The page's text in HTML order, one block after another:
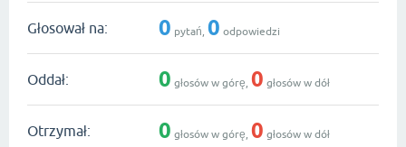
Głosował na: 0 pytań, 0 odpowiedzi
Oddał: 0 głosów w górę, 0 głosów w dół
Otrzymał: 0 głosów w górę, 0 głosów w dół